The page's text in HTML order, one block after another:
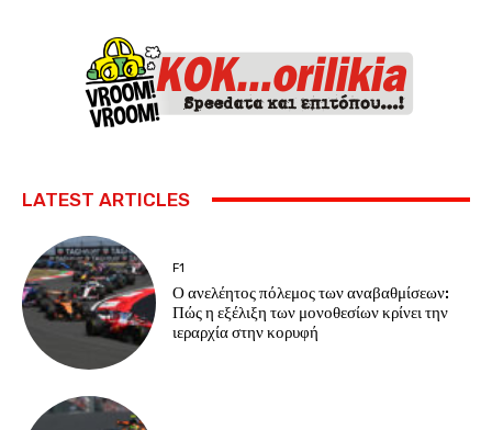
LATEST ARTICLES
F1
Ο ανελέητος πόλεμος των αναβαθμίσεων:
Πώς η εξέλιξη των μονοθεσίων κρίνει την
ιεραρχία στην κορυφή